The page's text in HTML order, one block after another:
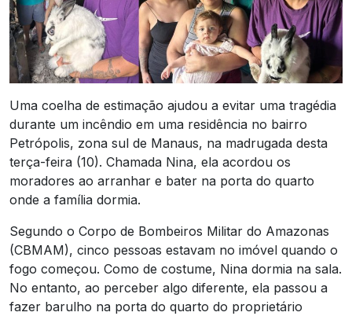
Uma coelha de estimação ajudou a evitar uma tragédia
durante um incêndio em uma residência no bairro
Petrópolis, zona sul de Manaus, na madrugada desta
terça-feira (10). Chamada Nina, ela acordou os
moradores ao arranhar e bater na porta do quarto
onde a família dormia.
Segundo o Corpo de Bombeiros Militar do Amazonas
(CBMAM), cinco pessoas estavam no imóvel quando o
fogo começou. Como de costume, Nina dormia na sala.
No entanto, ao perceber algo diferente, ela passou a
fazer barulho na porta do quarto do proprietário